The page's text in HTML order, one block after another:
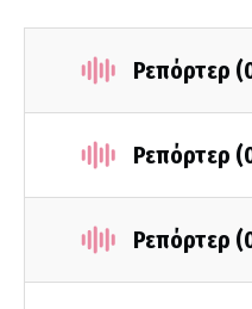
Ρεπόρτερ
Ρεπόρτερ
Ρεπόρτερ